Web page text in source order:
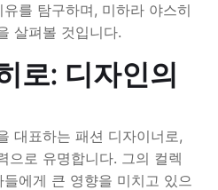
를 탐구하며, 미하라 야스히
살펴볼 것입니다.
로: 디자인의
대표하는 패션 디자이너로,
으로 유명합니다. 그의 컬렉
에게 큰 영향을 미치고 있으